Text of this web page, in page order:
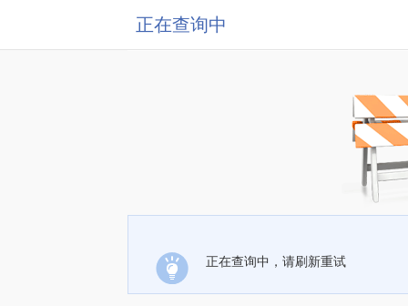
正在查询中
正在查询中，请刷新重试